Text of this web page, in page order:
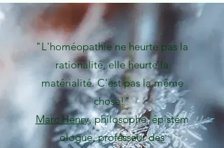
"L'homéopathie ne heurte pas la
rationalité, elle heurte la
matérialité. C'est pas la même
chose!"
Marc Henry, philosophe, épistém
ologue, professeur des